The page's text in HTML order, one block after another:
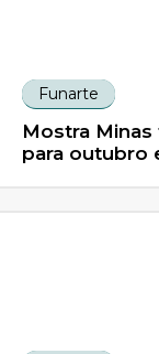
Funarte
Mostra
para outubro